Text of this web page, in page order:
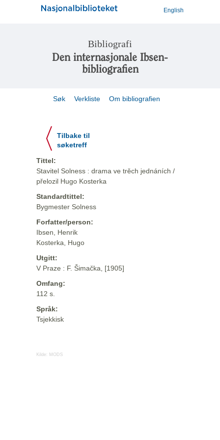
English
Bibliografi
Den internasjonale Ibsen-
bibliografien
Søk Verkliste Om bibliografien
Tilbake til
søketreff
Tittel:
Stavitel Solness : drama ve trěch jednáních /
přelozil Hugo Kosterka
Standardtittel:
Bygmester Solness
Forfatter/person:
Ibsen, Henrik
Kosterka, Hugo
Utgitt:
V Praze : F. Šimačka, [1905]
Omfang:
112 s.
Språk:
Tsjekkisk
Kilde: MODS